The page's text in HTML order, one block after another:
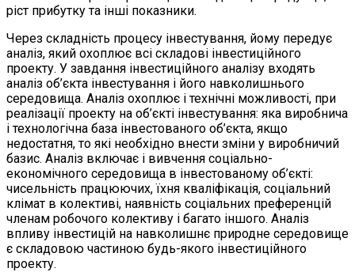
ріст прибутку та інші показники.
Через складність процесу інвестування, йому передує
аналіз, який охоплює всі складові інвестиційного
проекту. У завдання інвестиційного аналізу входять
аналіз об’єкта інвестування і його навколишнього
середовища. Аналіз охоплює і технічні можливості, при
реалізації проекту на об’єкті інвестування: яка виробнича
і технологічна база інвестованого об’єкта, якщо
недостатня, то які необхідно внести зміни у виробничий
базис. Аналіз включає і вивчення соціально-
економічного середовища в інвестованому об’єкті:
чисельність працюючих, їхня кваліфікація, соціальний
клімат в колективі, наявність соціальних преференцій
членам робочого колективу і багато іншого. Аналіз
впливу інвестицій на навколишнє природне середовище
є складовою частиною будь-якого інвестиційного
проекту.